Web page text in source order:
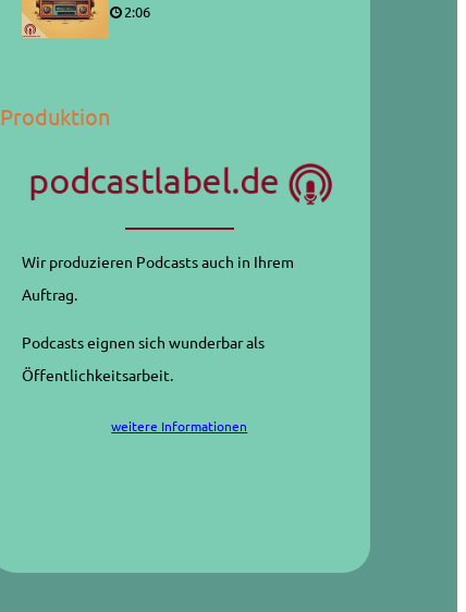
2:06
Produktion
Wir produzieren Podcasts auch in Ihrem
Auftrag.
Podcasts eignen sich wunderbar als
Öffentlichkeitsarbeit.
weitere Informationen